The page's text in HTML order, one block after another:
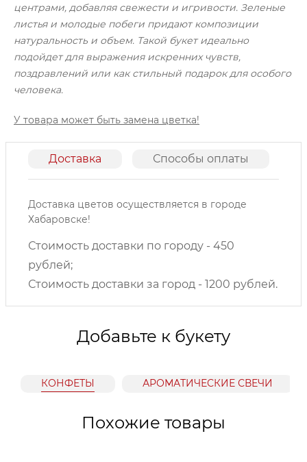
центрами, добавляя свежести и игривости. Зеленые
листья и молодые побеги придают композиции
натуральность и объем. Такой букет идеально
подойдет для выражения искренних чувств,
поздравлений или как стильный подарок для особого
человека.
У товара может быть замена цветка!
Доставка Способы оплаты
Доставка цветов осуществляется в городе
Хабаровске!
Стоимость доставки по городу - 450
рублей;
Стоимость доставки за город - 1200 рублей.
Добавьте к букету
КОНФЕТЫ АРОМАТИЧЕСКИЕ СВЕЧИ
Похожие товары